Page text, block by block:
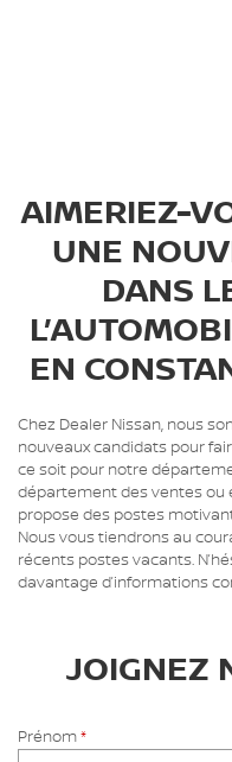
AIMERIEZ-
UNE
DANS
EN
Chez Dealer Nissan, nous
nouveaux candidats pour
ce soit pour notre
département des ventes ou
propose des postes
Nous vous tiendrons au
récents postes vacants.
davantage d’informations
JOIGNEZ
Prénom*